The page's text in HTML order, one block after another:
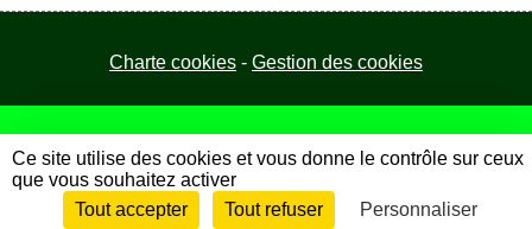
Charte cookies Gestion des cookies
Envie de participer ? Connexion
Ce site utilise des cookies et vous donne le contrôle sur ceux
que vous souhaitez activer
Tout accepter
Tout refuser Personnaliser